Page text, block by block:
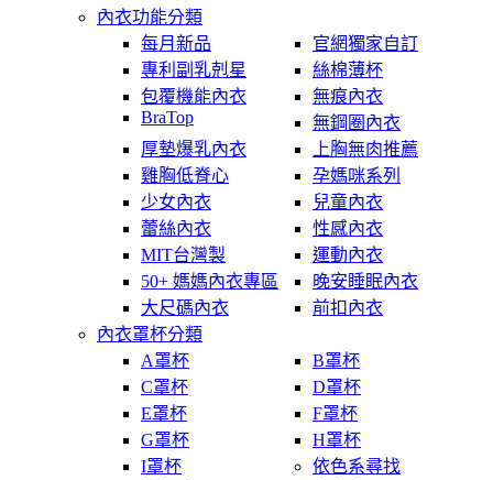
內衣功能分類
每月新品
官網獨家自訂
專利副乳剋星
絲棉薄杯
包覆機能內衣
無痕內衣
BraTop
無鋼圈內衣
厚墊爆乳內衣
上胸無肉推薦
雞胸低脊心
孕媽咪系列
少女內衣
兒童內衣
蕾絲內衣
性感內衣
MIT台灣製
運動內衣
50+ 媽媽內衣專區
晚安睡眠內衣
大尺碼內衣
前扣內衣
內衣罩杯分類
A罩杯
B罩杯
C罩杯
D罩杯
E罩杯
F罩杯
G罩杯
H罩杯
I罩杯
依色系尋找